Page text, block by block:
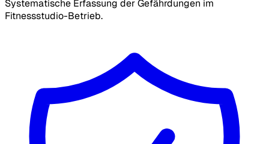
Systematische Erfassung der Gefährdungen im
Fitnessstudio-Betrieb.